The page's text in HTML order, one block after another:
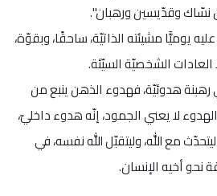
نسّاك وقدّيسين ورهبان".
يوميًّا مشيئته الذاتيّة، ساحقًا، وبقوّة،
العادات الشخصيّة السيّئة.
هدوئيّة، فهدوء الذهن ينبع من
لا يعني الجمود، إنّه هدوء داخليّ،
مع الله، وليتقبّل الله نفسه، في
نحو أخيه الإنسان.